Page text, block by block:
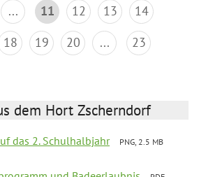
... 11 12 13
14
18 19 20 ... 23
dem Hort Zscherndorf
das 2. Schulhalbjahr
PNG, 2.5 MB